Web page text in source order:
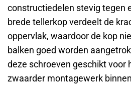
constructiedelen stevig tegen
brede tellerkop verdeelt de
oppervlak, waardoor de kop
balken goed worden
deze schroeven geschikt voor
zwaarder montagewerk